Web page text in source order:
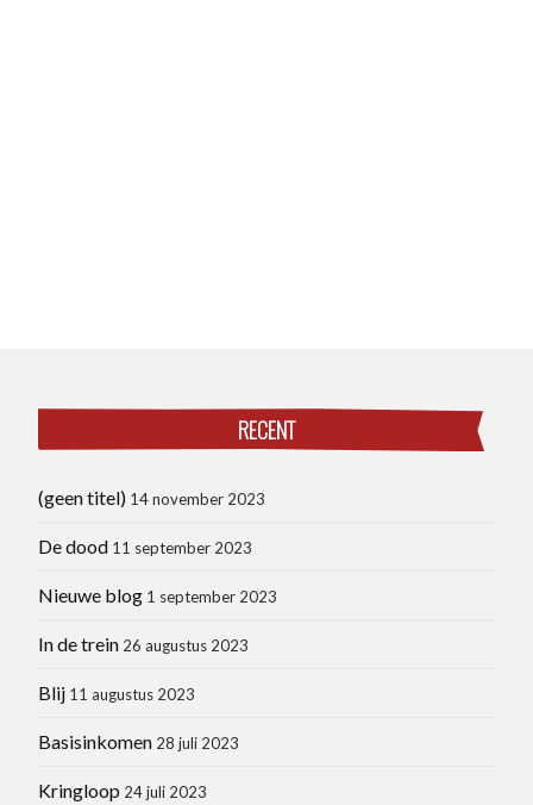
RECENT
(geen titel) 14 november 2023
De dood 11 september 2023
Nieuwe blog 1 september 2023
In de trein 26 augustus 2023
Blij 11 augustus 2023
Basisinkomen 28 juli 2023
Kringloop 24 juli 2023